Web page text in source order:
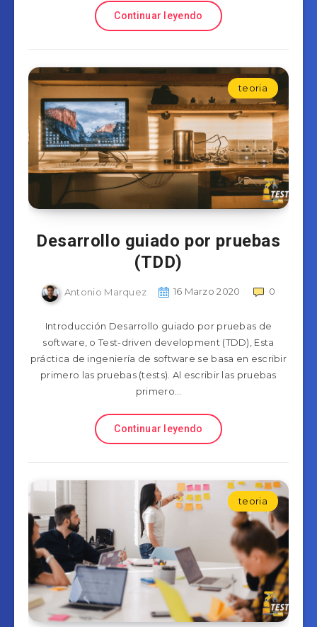
Continuar leyendo
teoria
Desarrollo guiado por pruebas
(TDD)
Antonio Marquez 16 Marzo 2020 0
Introducción Desarrollo guiado por pruebas de
software, o Test-driven development (TDD), Esta
práctica de ingeniería de software se basa en escribir
primero las pruebas (tests). Al escribir las pruebas
primero…
Continuar leyendo
teoria